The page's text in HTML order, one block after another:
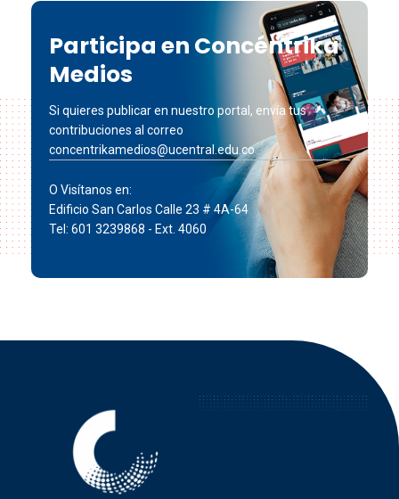
Participa en Concéntrika
Medios
Si quieres publicar en nuestro portal, envía tus
contribuciones al correo
concentrikamedios@ucentral.edu.co
O Visítanos en:
Edificio San Carlos Calle 23 # 4A-64
Tel: 601 3239868 - Ext. 4060